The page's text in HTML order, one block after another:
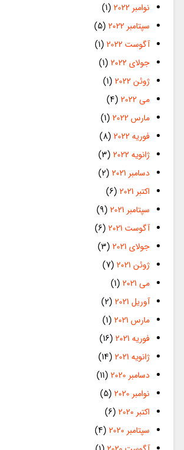
نوامبر 2022
(1)
سپتامبر 2022
(5)
آگوست 2022
(1)
جولای 2022
(1)
ژوئن 2022
(1)
می 2022
(4)
مارس 2022
(1)
فوریه 2022
(8)
ژانویه 2022
(3)
دسامبر 2021
(2)
اکتبر 2021
(6)
سپتامبر 2021
(9)
آگوست 2021
(6)
جولای 2021
(3)
ژوئن 2021
(7)
می 2021
(1)
آوریل 2021
(2)
مارس 2021
(1)
فوریه 2021
(16)
ژانویه 2021
(14)
دسامبر 2020
(11)
نوامبر 2020
(5)
اکتبر 2020
(6)
سپتامبر 2020
(4)